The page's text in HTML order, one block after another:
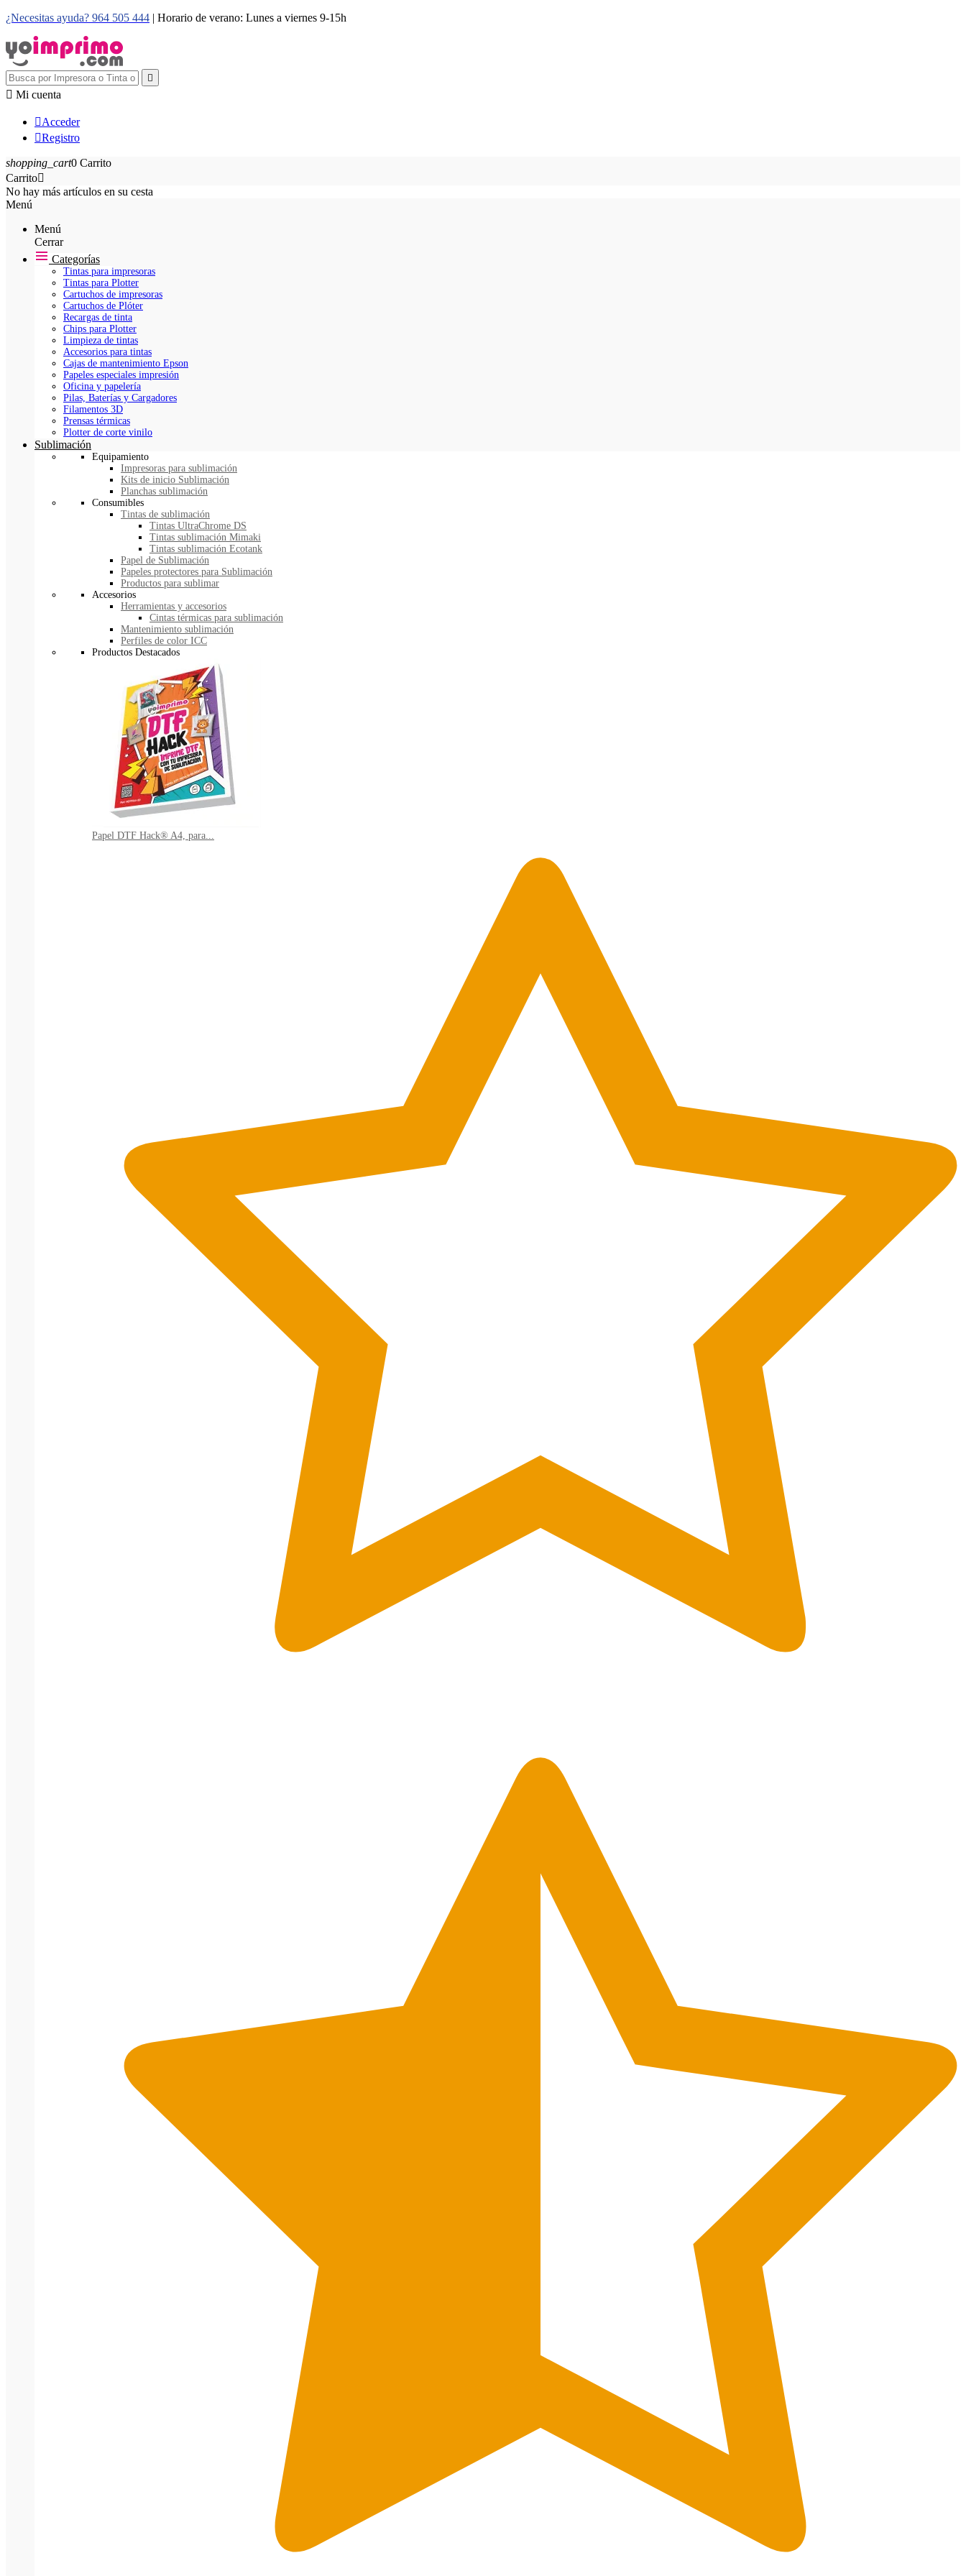
¿Necesitas ayuda? 964 505 444 | Horario de verano: Lunes a viernes 9-15h

 Mi cuenta
Acceder
Registro
shopping_cart0 Carrito
Carrito
No hay más artículos en su cesta
Menú
Menú
Cerrar
Categorías
Tintas para impresoras
Tintas para Plotter
Cartuchos de impresoras
Cartuchos de Plóter
Recargas de tinta
Chips para Plotter
Limpieza de tintas
Accesorios para tintas
Cajas de mantenimiento Epson
Papeles especiales impresión
Oficina y papelería
Pilas, Baterías y Cargadores
Filamentos 3D
Prensas térmicas
Plotter de corte vinilo
Sublimación
Equipamiento
Impresoras para sublimación
Kits de inicio Sublimación
Planchas sublimación
Consumibles
Tintas de sublimación
Tintas UltraChrome DS
Tintas sublimación Mimaki
Tintas sublimación Ecotank
Papel de Sublimación
Papeles protectores para Sublimación
Productos para sublimar
Accesorios
Herramientas y accesorios
Cintas térmicas para sublimación
Mantenimiento sublimación
Perfiles de color ICC
Productos Destacados
Papel DTF Hack® A4, para...